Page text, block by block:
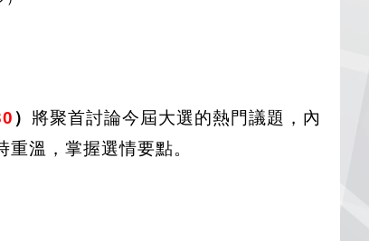
） 將聚首討論今屆大選的熱門議題，內
重溫，掌握選情要點。